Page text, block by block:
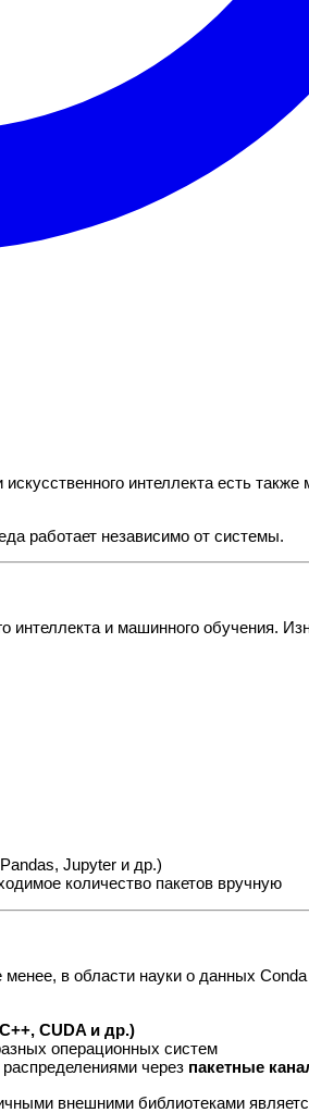
интеллекта есть
работает независимо от системы.
интеллекта и машинного обучения.
Jupyter и др.)
количество пакетов вручную
менее, в области науки о данных
CUDA и др.)
операционных систем
через пакетные
внешними библиотеками